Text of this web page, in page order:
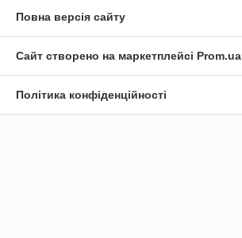
Повна версія сайту
Сайт створено на маркетплейсі Prom.ua
Політика конфіденційності